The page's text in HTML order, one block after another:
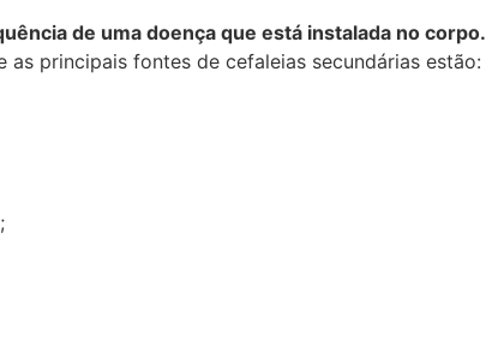
de uma doença que está instalada no corpo.
as principais fontes de cefaleias secundárias estão: